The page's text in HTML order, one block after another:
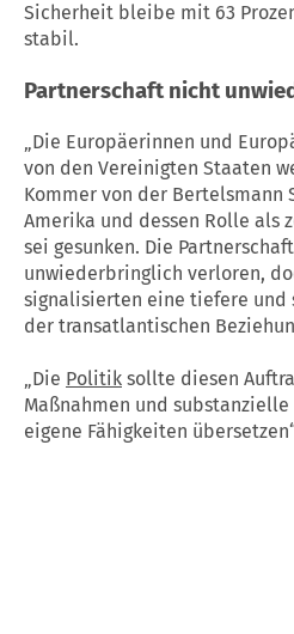
Sicherheit bleibe mit 63
stabil.
Partnerschaft nicht
„Die Europäerinnen und
von den Vereinigten Staaten
Kommer von der Bertelsmann
Amerika und dessen Rolle als
sei gesunken. Die
unwiederbringlich verloren,
signalisierten eine tiefere und
der transatlantischen
„Die Politik sollte diesen
Maßnahmen und
eigene Fähigkeiten